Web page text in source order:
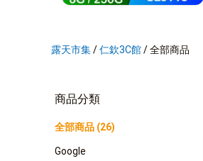
露天市集/仁欽3C館/全部商品
商品分類
全部商品 (26)
Google